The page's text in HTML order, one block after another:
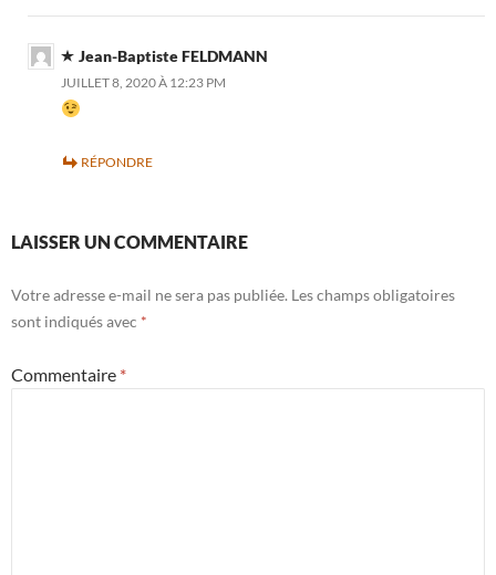
Jean-Baptiste FELDMANN
JUILLET 8, 2020 À 12:23 PM
RÉPONDRE
LAISSER UN COMMENTAIRE
Votre adresse e-mail ne sera pas publiée. Les champs obligatoires
sont indiqués avec *
Commentaire *